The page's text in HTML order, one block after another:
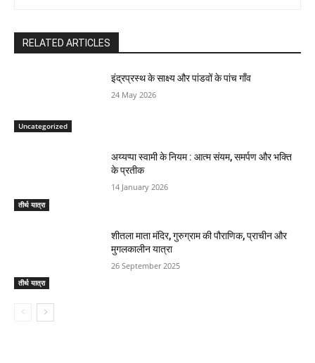
RELATED ARTICLES
Uncategorized
इंद्रप्रस्थ के साक्ष्य और पांडवों के पांच गाँव
24 May 2026
तीर्थ यात्रा
अय्यप्पा स्वामी के नियम : आत्म संयम, समर्पण और भक्ति
के प्रतीक
14 January 2026
तीर्थ यात्रा
शीतला माता मंदिर, गुरुग्राम की पौराणिक, प्राचीन और
मुगलकालीन यात्रा
26 September 2025